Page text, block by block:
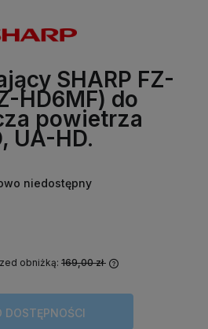
SHARP FZ-
HD6MF) do
powietrza
UA-HD.
niedostępny
obniżką: 169,00 zł
niż 30 dni,
DOSTĘPNOŚCI